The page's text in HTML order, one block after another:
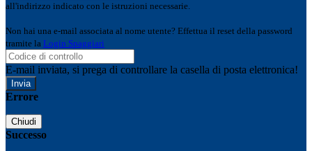
all'indirizzo indicato con le istruzioni necessarie.
Non hai una e-mail associata al nome utente? Effettua il reset della password
tramite la Login Spaggiari
E-mail inviata, si prega di controllare la casella di posta elettronica!
Errore
Chiudi
Successo